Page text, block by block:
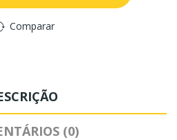
Comparar
(0)